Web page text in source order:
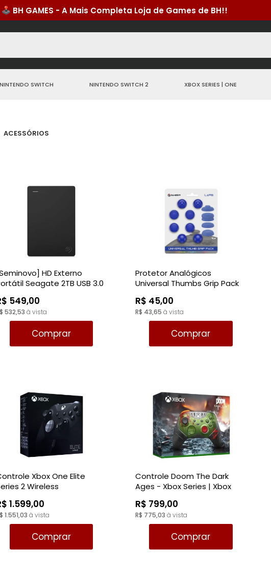
NINTENDO SWITCH NINTENDO SWITCH 2 XBOX SERIES | ONE
ACESSÓRIOS
HD Externo
Seagate 2TB USB 3.0
549,00
532,53 à vista
Comprar
Protetor Analógicos
Universal Thumbs Grip Pack
R$ 45,00
R$ 43,65 à vista
Comprar
Xbox One Elite
2 Wireless
1.599,00
1.551,03 à vista
Comprar
Controle Doom The Dark
Ages - Xbox Series | Xbox
R$ 799,00
R$ 775,03 à vista
Comprar